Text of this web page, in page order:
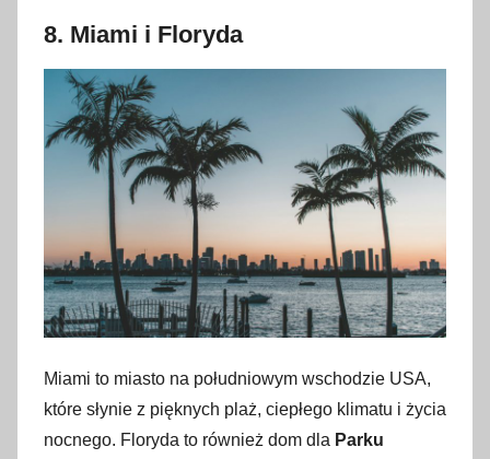
8. Miami i Floryda
Miami to miasto na południowym wschodzie USA,
które słynie z pięknych plaż, ciepłego klimatu i życia
nocnego. Floryda to również dom dla Parku